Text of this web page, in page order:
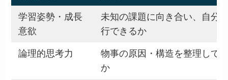
学習姿勢・成長
意欲
未知の課題に向き合い、自分
行できるか
論理的思考力
物事の原因・構造を整理して
か